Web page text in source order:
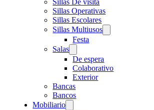
Sillas De visita
Sillas Operativas
Sillas Escolares
Sillas Multiusos
Festa
Salas
De espera
Colaborativo
Exterior
Bancas
Bancos
Mobiliario